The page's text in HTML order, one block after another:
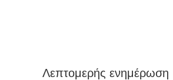
Λεπτομερής ενημέρωση